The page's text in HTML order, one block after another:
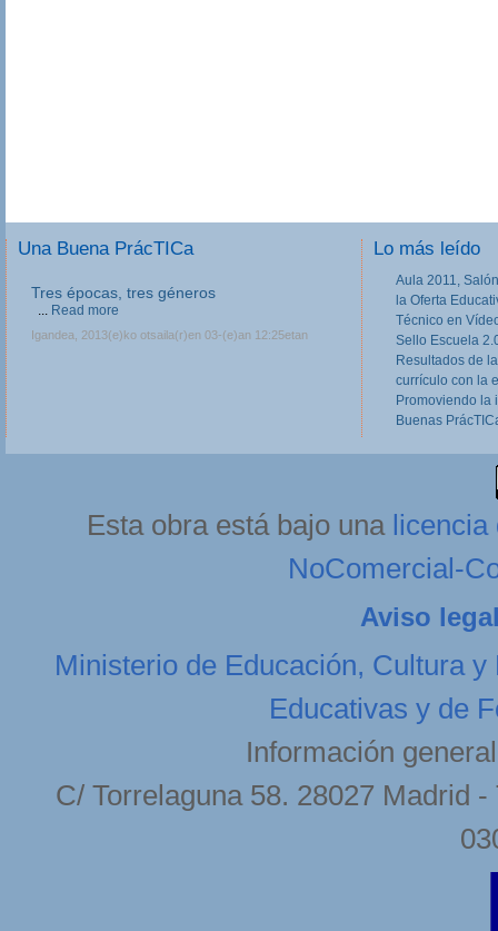
Una Buena PrácTICa
Tres épocas, tres géneros
... Read more
Igandea, 2013(e)ko otsaila(r)en 03-(e)an 12:25etan
Lo más leído
Aula 2011,
la Oferta
Técnico en
Sello Escuela
Resultados de
currículo con la
Promoviendo la
Buenas
Esta obra está bajo una licencia
NoComercial-
Aviso
Ministerio de Educación, Cultura y
Educativas y de
Información
C/ Torrelaguna 58. 28027 Madrid